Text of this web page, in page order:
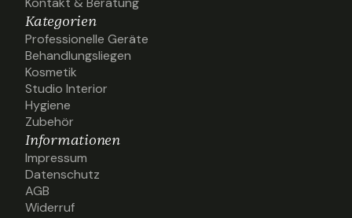
Kontakt & Beratung
Kategorien
Professionelle Geräte
Professionelle Geräte
Behandlungsliegen
Behandlungsliegen
Kosmetik
Kosmetik
Studio Interior
Studio Interior
Hygiene
Hygiene
Zubehör
Zubehör
Informationen
Impressum
Impressum
Datenschutz
Datenschutz
AGB
AGB
Widerruf